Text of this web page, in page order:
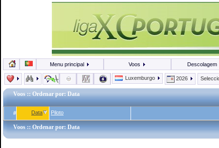
Menu principal Voos Descolagem
Luxemburgo 2026
Voos :: Ordenar por: Data
# Data Piloto
Voos :: Ordenar por: Data